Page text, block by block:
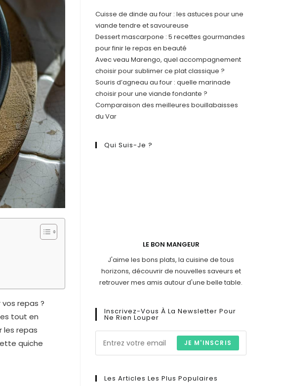
repas ?
tout en
les repas
quiche
Cuisse de dinde au four : les astuces pour une
viande tendre et savoureuse
Dessert mascarpone : 5 recettes gourmandes
pour finir le repas en beauté
Avec veau Marengo, quel accompagnement
choisir pour sublimer ce plat classique ?
Souris d’agneau au four : quelle marinade
choisir pour une viande fondante ?
Comparaison des meilleures bouillabaisses
du Var
Qui Suis-Je ?
LE BON MANGEUR
J'aime les bons plats, la cuisine de tous
horizons, découvrir de nouvelles saveurs et
retrouver mes amis autour d'une belle table.
Inscrivez-Vous À La Newsletter Pour
Ne Rien Louper
JE M'INSCRIS
Les Articles Les Plus Populaires